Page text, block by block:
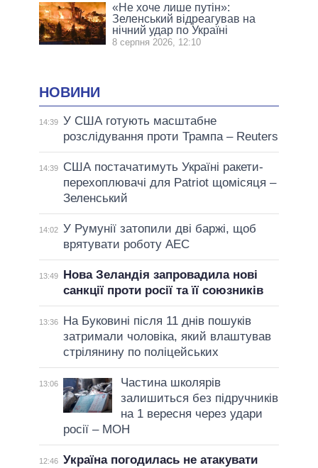
«Не хоче лише путін»:
Зеленський відреагував на
нічний удар по Україні
8 серпня 2026, 12:10
НОВИНИ
14:39 У США готують масштабне
розслідування проти Трампа – Reuters
14:39
США постачатимуть Україні ракети-
перехоплювачі для Patriot щомісяця –
Зеленський
14:02 У Румунії затопили дві баржі, щоб
врятувати роботу АЕС
13:49
Нова Зеландія запровадила нові
санкції проти росії та її союзників
13:36
На Буковині після 11 днів пошуків
затримали чоловіка, який влаштував
стрілянину по поліцейських
13:06
Частина школярів
залишиться без підручників
на 1 вересня через удари
росії – МОН
12:46 Україна погодилась не атакувати